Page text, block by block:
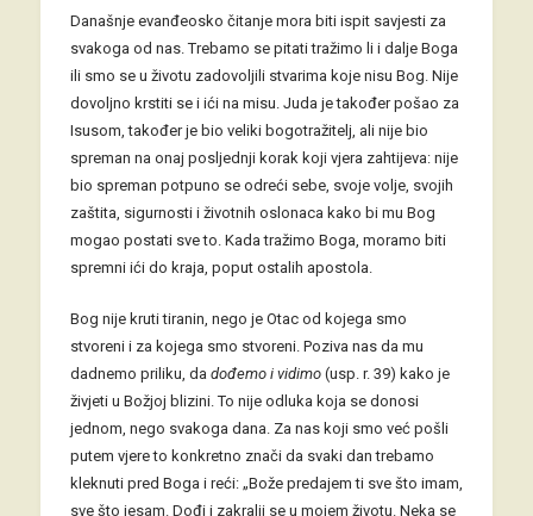
Današnje evanđeosko čitanje mora biti ispit savjesti za
svakoga od nas. Trebamo se pitati tražimo li i dalje Boga
ili smo se u životu zadovoljili stvarima koje nisu Bog. Nije
dovoljno krstiti se i ići na misu. Juda je također pošao za
Isusom, također je bio veliki bogotražitelj, ali nije bio
spreman na onaj posljednji korak koji vjera zahtijeva: nije
bio spreman potpuno se odreći sebe, svoje volje, svojih
zaštita, sigurnosti i životnih oslonaca kako bi mu Bog
mogao postati sve to. Kada tražimo Boga, moramo biti
spremni ići do kraja, poput ostalih apostola.
Bog nije kruti tiranin, nego je Otac od kojega smo
stvoreni i za kojega smo stvoreni. Poziva nas da mu
dadnemo priliku, da dođemo i vidimo(usp. r. 39) kako je
živjeti u Božjoj blizini. To nije odluka koja se donosi
jednom, nego svakoga dana. Za nas koji smo već pošli
putem vjere to konkretno znači da svaki dan trebamo
kleknuti pred Boga i reći: „Bože predajem ti sve što imam,
sve što jesam. Dođi i zakralji se u mojem životu. Neka se